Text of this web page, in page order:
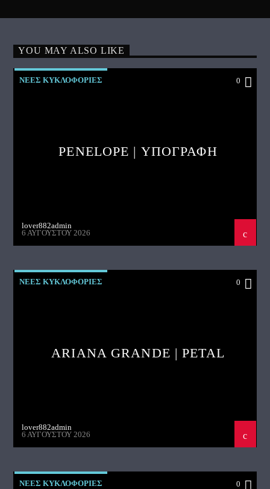
YOU MAY ALSO LIKE
ΝΕΕΣ ΚΥΚΛΟΦΟΡΙΕΣ 0
PENELOPE | ΥΠΟΓΡΑΦΗ
lover882admin
6 ΑΥΓΟΎΣΤΟΥ 2026
ΝΕΕΣ ΚΥΚΛΟΦΟΡΙΕΣ 0
ARIANA GRANDE | PETAL
lover882admin
6 ΑΥΓΟΎΣΤΟΥ 2026
ΝΕΕΣ ΚΥΚΛΟΦΟΡΙΕΣ 0